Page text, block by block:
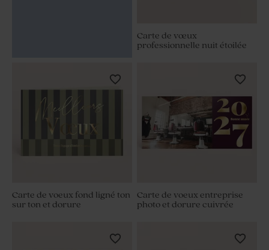
Carte de vœux
professionnelle nuit étoilée
Carte de voeux fond ligné ton
sur ton et dorure
Carte de voeux entreprise
photo et dorure cuivrée